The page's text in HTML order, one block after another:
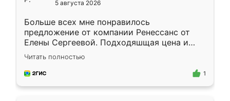
5 августа 2026
Больше всех мне понравилось
предложение от компании Ренессанс от
Елены Сергеевой. Подходяшщая цена и
короткие сроки изготовления. Приехавший
для замера сотрудник Владислав
предложил по моему эскизу самый
Читать полностью
1